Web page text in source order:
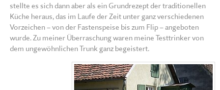
stellte es sich dann aber als ein Grundrezept der traditionellen
Küche heraus, das im Laufe der Zeit unter ganz verschiedenen
Vorzeichen – von der Fastenspeise bis zum Flip – angeboten
wurde. Zu meiner Überraschung waren meine Testtrinker von
dem ungewöhnlichen Trunk ganz begeistert.